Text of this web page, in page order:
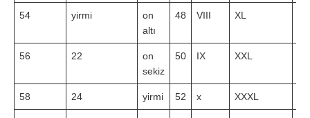
54 yirmi
on
altı
48 VIII XL
56 22
on
sekiz
50 IX XXL
58 24 yirmi 52 x XXXL